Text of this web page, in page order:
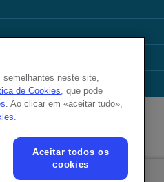
Technologies Inc.
de cookies
Definições de cookies
Carreiras Termos de Uso Online
neste site,
de Cookies, que pode
. Ao clicar em «aceitar tudo»,
.
Aceitar todos os
cookies